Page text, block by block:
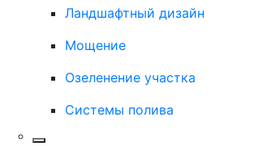
Ландшафтный дизайн
Мощение
Озеленение участка
Системы полива